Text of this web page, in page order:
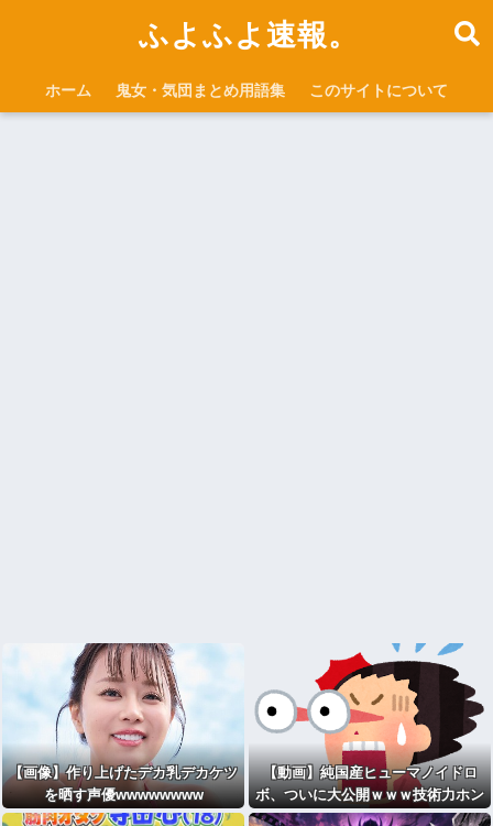
ふよふよ速報。
ホーム 鬼女・気団まとめ用語集 このサイトについて
【画像】作り上げたデカ乳デカケツ
を晒す声優wwwwwwww
【動画】純国産ヒューマノイドロ
ボ、ついに大公開ｗｗｗ技術力ホン
マにえぐいな日本ｗｗｗｗｗｗｗｗ